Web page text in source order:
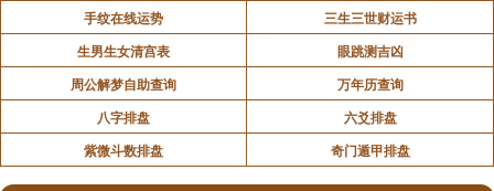
手纹在线运势
三生三世财运书
生男生女清宫表
眼跳测吉凶
周公解梦自助查询
万年历查询
八字排盘
六爻排盘
紫微斗数排盘
奇门遁甲排盘